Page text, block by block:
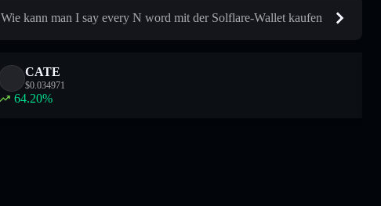
Wie kann man I say every N word mit der Solflare-Wallet kaufen
CATE
$0.034971
64.20%